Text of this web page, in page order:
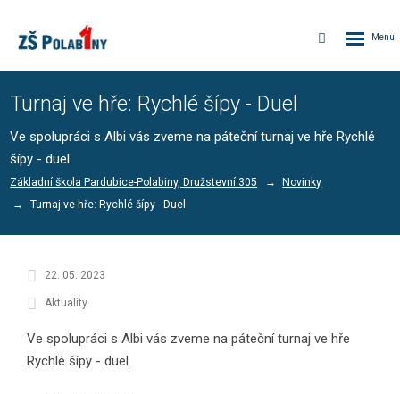
Vyhledávání
Turnaj ve hře: Rychlé šípy - Duel
Ve spolupráci s Albi vás zveme na páteční turnaj ve hře Rychlé
šípy - duel.
Základní škola Pardubice-Polabiny, Družstevní 305
Novinky
Turnaj ve hře: Rychlé šípy - Duel
22. 05. 2023
Aktuality
Ve spolupráci s Albi vás zveme na páteční turnaj ve hře
Rychlé šípy - duel.